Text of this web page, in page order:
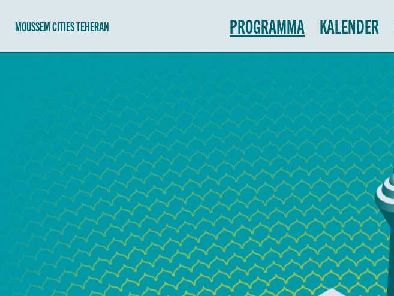
MOUSSEM CITIES TEHERAN PROGRAMMA KALENDER